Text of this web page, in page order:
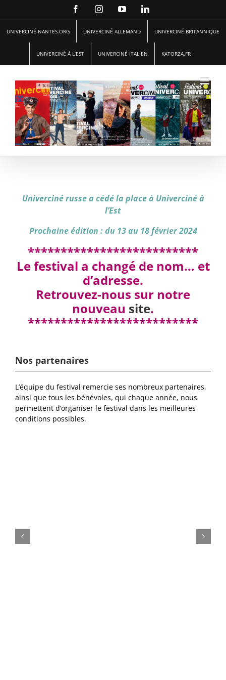
FacebookInstagramYouTubeLinkedIn
UNIVERCINÉ-NANTES.ORG UNIVERCINÉ ALLEMAND UNIVERCINÉ BRITANNIQUE
UNIVERCINÉ À L’EST UNIVERCINÉ ITALIEN KATORZA.FR
Univerciné russe a cédé la place à Univerciné à
l’Est
Prochaine édition : du 13 au 18 février 2024
**************************
Le festival a changé de nom… et
d’adresse.
Retrouvez-nous sur notre
nouveau site.
**************************
Nos partenaires
L’équipe du festival remercie ses nombreux partenaires,
ainsi que tous les bénévoles, qui chaque année, nous
permettent d’organiser le festival dans les meilleures
conditions possibles.